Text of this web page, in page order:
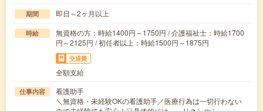
期間 即日～2ヶ月以上
時給
無資格の方：時給1400円～1750円 / 介護福祉士：時給1700
円～2125円 / 初任者以上：時給1500円～1875円
交通費
全額支給
仕事内容
看護助手
＼無資格・未経験OKの看護助手／医療行為は一切行わない